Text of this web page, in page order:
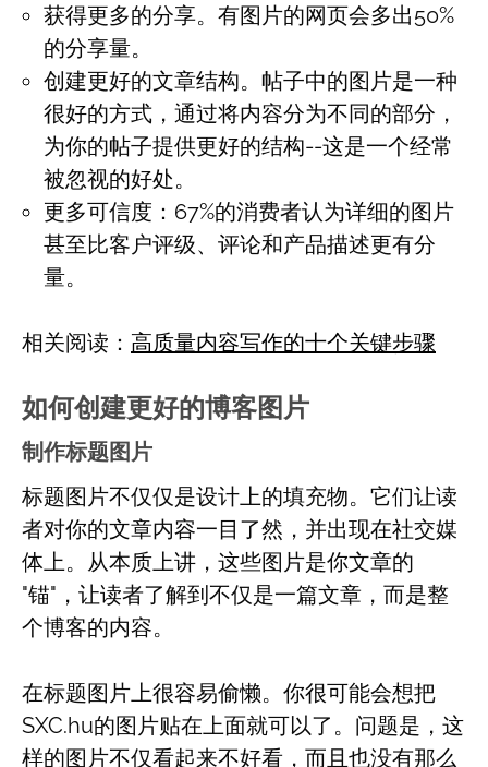
获得更多的分享。有图片的网页会多出50%
的分享量。
创建更好的文章结构。帖子中的图片是一种
很好的方式，通过将内容分为不同的部分，
为你的帖子提供更好的结构--这是一个经常
被忽视的好处。
更多可信度：67%的消费者认为详细的图片
甚至比客户评级、评论和产品描述更有分
量。
相关阅读： 高质量内容写作的十个关键步骤
如何创建更好的博客图片
制作标题图片
标题图片不仅仅是设计上的填充物。它们让读
者对你的文章内容一目了然，并出现在社交媒
体上。从本质上讲，这些图片是你文章的
"锚"，让读者了解到不仅是一篇文章，而是整
个博客的内容。
在标题图片上很容易偷懒。你很可能会想把
SXC.hu的图片贴在上面就可以了。问题是，这
样的图片不仅看起来不好看，而且也没有那么